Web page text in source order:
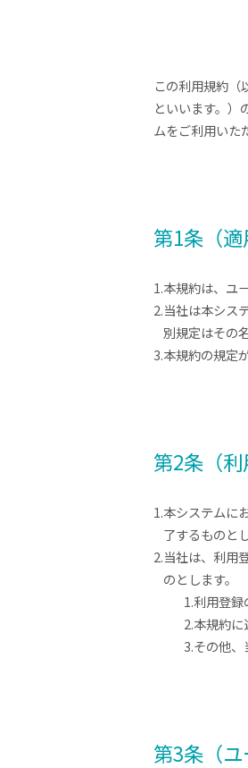
この利用規約（
といいます。）
ムをご利用いた
第1条（適
1.本規約は、ユ
2.当社は本シス
別規定はその
3.本規約の規定
第2条（利
1.本システムに
了するものと
2.当社は、利用
のとします。
1.利用登
2.本規約
3.その他
第3条（ユ